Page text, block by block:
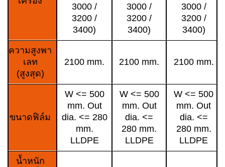
3000 /
3200 /
3400)
3000 /
3200 /
3400)
3000 /
3200 /
3400)
ความสูงพา
เลท
(สูงสุด)
2100 mm. 2100 mm. 2100 mm.
ขนาดฟิล์ม
W <= 500
mm. Out
dia. <= 280
mm.
LLDPE
W <= 500
mm. Out
dia. <=
280 mm.
LLDPE
W <= 500
mm. Out
dia. <=
280 mm.
LLDPE
น้ำหนัก